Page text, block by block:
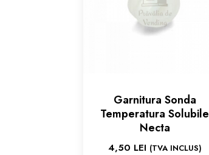
Garnitura Sonda
Temperatura Solubile
Necta
4,50 LEI (TVA INCLUS)